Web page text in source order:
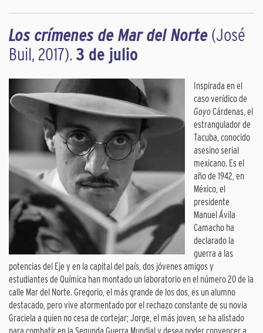
Los crímenes de Mar del Norte(José
Buil, 2017).3 de julio
Inspirada en el
caso verídico de
GoyoCárdenas, el
estrangulador de
Tacuba, conocido
asesino serial
mexicano. Es el
año de 1942, en
México, el
presidente
Manuel Ávila
Camacho ha
declarado la
guerra a las
potencias del Eje y en la capital del país, dos jóvenes amigos y
estudiantes de Química han montado un laboratorio en el número 20 de la
calle Mar del Norte. Gregorio, el más grande de los dos, es un alumno
destacado, pero vive atormentado por el rechazo constante de su novia
Graciela a quien no cesa de cortejar; Jorge, el más joven, se ha alistado